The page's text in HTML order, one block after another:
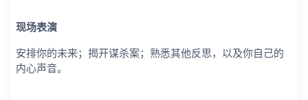
现场表演
安排你的未来；揭开谋杀案；熟悉其他反思，以及你自己的
内心声音。